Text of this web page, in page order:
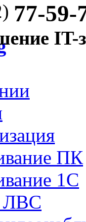
77-59-
IT-
ПК
1С
ЛВС